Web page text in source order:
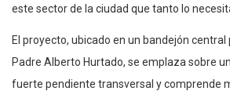
este sector de la ciudad que tanto lo
El proyecto, ubicado en un bandejón
Padre Alberto Hurtado, se emplaza sobre
fuerte pendiente transversal y comprende